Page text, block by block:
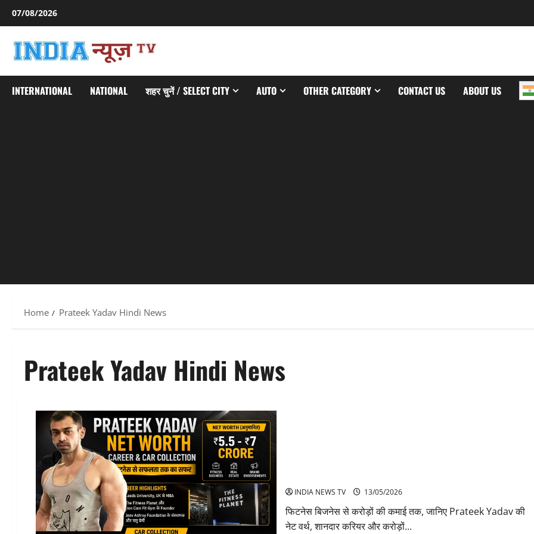
07/08/2026
INTERNATIONAL NATIONAL शहर चुनें / SELECT CITY AUTO OTHER CATEGORY CONTACT US ABOUT US
Home Prateek Yadav Hindi News
Prateek Yadav Hindi News
INDIA NEWS TV 13/05/2026
फिटनेस बिजनेस से करोड़ों की कमाई तक, जानिए Prateek Yadav की
नेट वर्थ, शानदार करियर और करोड़ों...